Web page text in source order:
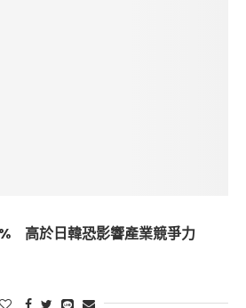
高於日韓恐影響產業競爭力